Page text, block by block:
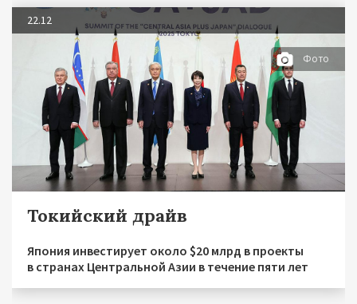
22.12
Фото
Токийский драйв
Япония инвестирует около $20 млрд в проекты
в странах Центральной Азии в течение пяти лет